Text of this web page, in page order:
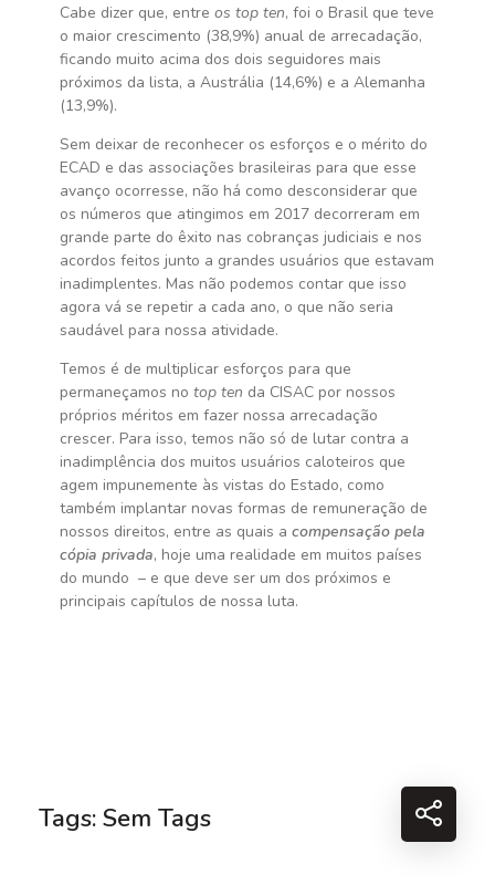
Cabe dizer que, entre os top ten, foi o Brasil que teve
o maior crescimento (38,9%) anual de arrecadação,
ficando muito acima dos dois seguidores mais
próximos da lista, a Austrália (14,6%) e a Alemanha
(13,9%).
Sem deixar de reconhecer os esforços e o mérito do
ECAD e das associações brasileiras para que esse
avanço ocorresse, não há como desconsiderar que
os números que atingimos em 2017 decorreram em
grande parte do êxito nas cobranças judiciais e nos
acordos feitos junto a grandes usuários que estavam
inadimplentes. Mas não podemos contar que isso
agora vá se repetir a cada ano, o que não seria
saudável para nossa atividade.
Temos é de multiplicar esforços para que
permaneçamos no top ten da CISAC por nossos
próprios méritos em fazer nossa arrecadação
crescer. Para isso, temos não só de lutar contra a
inadimplência dos muitos usuários caloteiros que
agem impunemente às vistas do Estado, como
também implantar novas formas de remuneração de
nossos direitos, entre as quais a compensação pela
cópia privada, hoje uma realidade em muitos países
do mundo – e que deve ser um dos próximos e
principais capítulos de nossa luta.
Tags: Sem Tags